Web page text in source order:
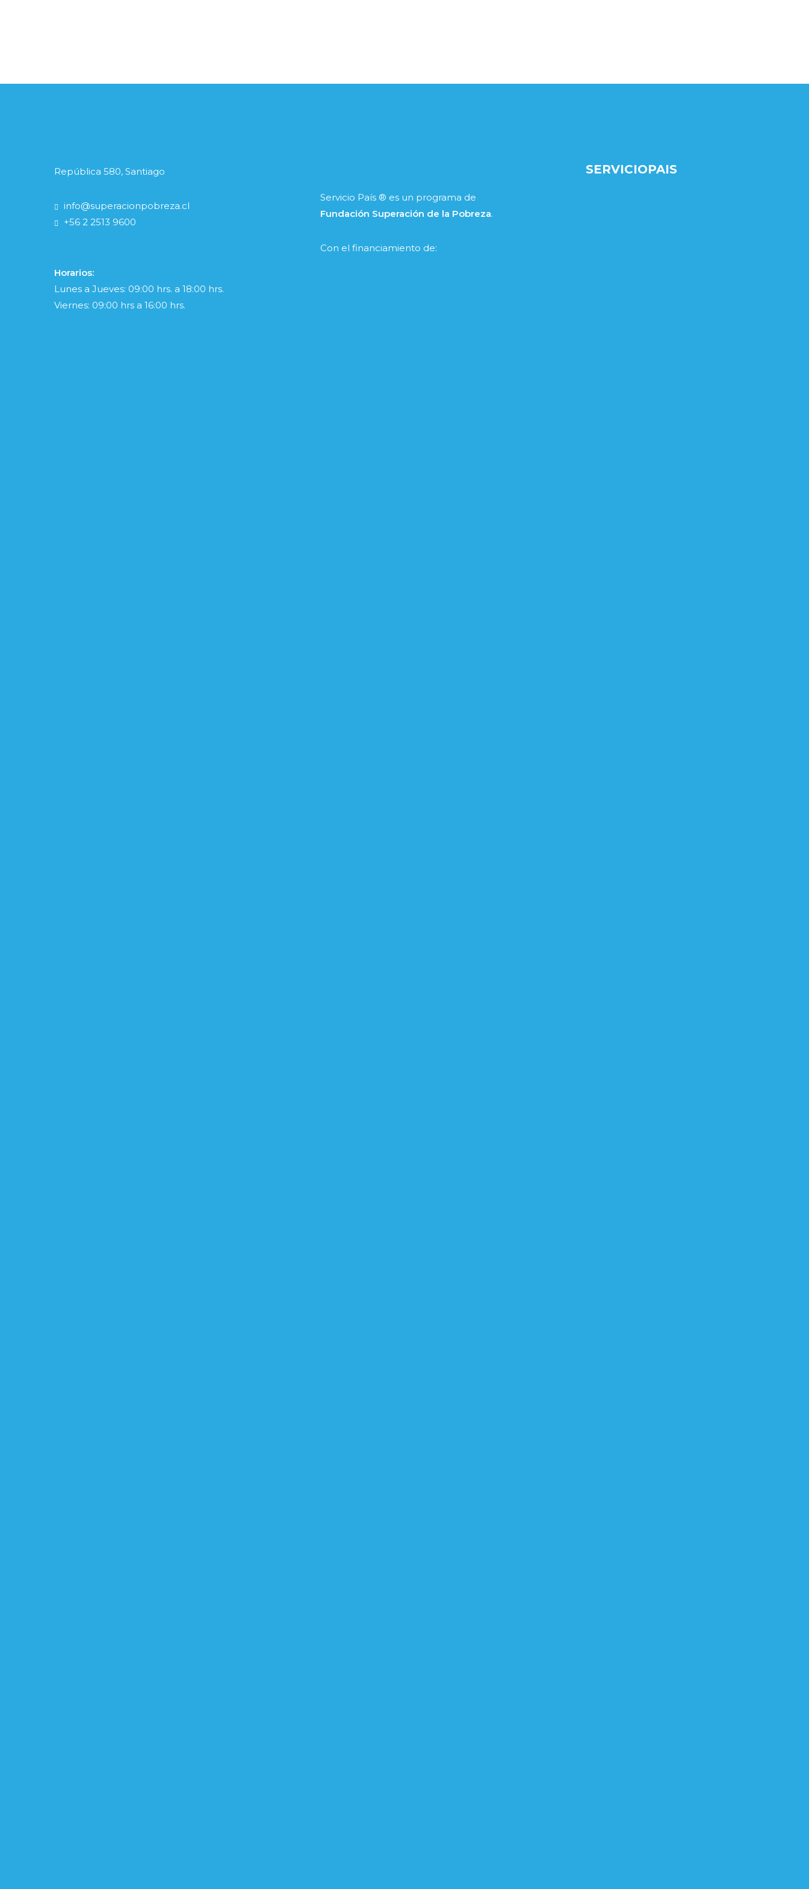
República 580, Santiago
info@superacionpobreza.cl
+56 2 2513 9600
Horarios:
Lunes a Jueves: 09:00 hrs. a 18:00 hrs.
Viernes: 09:00 hrs a 16:00 hrs.
Servicio País ® es un programa de
Fundación Superación de la Pobreza.
Con el financiamiento de:
SERVICIOPAIS